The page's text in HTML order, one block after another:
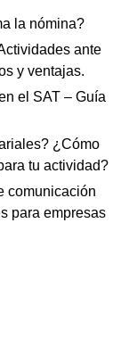
la nómina?
ante
y ventajas.
el SAT – Guía
¿Cómo
tu actividad?
comunicación
para empresas